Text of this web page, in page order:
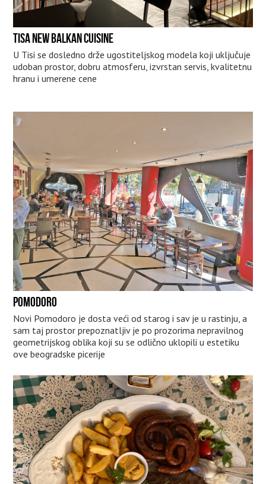
TISA NEW BALKAN CUISINE
U Tisi se dosledno drže ugostiteljskog modela koji uključuje
udoban prostor, dobru atmosferu, izvrstan servis, kvalitetnu
hranu i umerene cene
POMODORO
Novi Pomodoro je dosta veći od starog i sav je u rastinju, a
sam taj prostor prepoznatljiv je po prozorima nepravilnog
geometrijskog oblika koji su se odlično uklopili u estetiku
ove beogradske picerije